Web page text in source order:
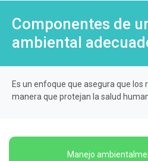
Componentes de
ambiental
Es un enfoque que asegura que los
manera que protejan la salud
Manejo